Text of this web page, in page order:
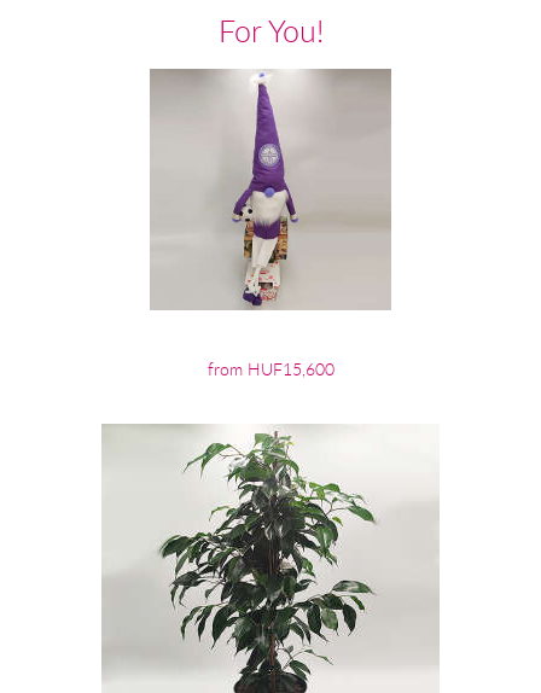
For You!
from HUF15,600